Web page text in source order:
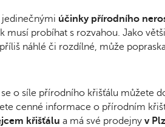
účinky přírodního
musí probíhat s rozvahou. Jako
náhlé či rozdílné, může
o síle přírodního křišťálu můžete
cenné informace o přírodním
křišťálu a má své prodejny v